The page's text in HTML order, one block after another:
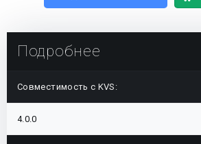
Подробнее
Совместимость с KVS:
4.0.0